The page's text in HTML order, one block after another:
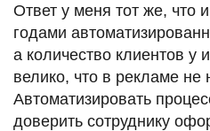
Ответ у меня тот же, что
годами
а количество клиентов у
велико, что в рекламе не
Автоматизировать
доверить сотруднику